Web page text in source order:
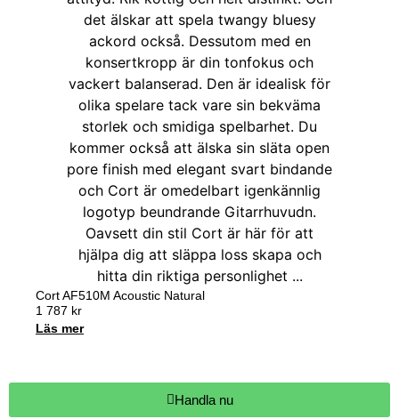
Cort AF510M Acoustic Natural
1 787 kr
Läs mer
Handla nu